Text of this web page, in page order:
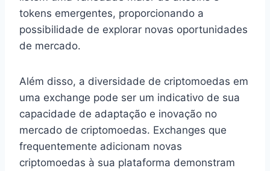
tokens emergentes, proporcionando a
possibilidade de explorar novas oportunidades
de mercado.
Além disso, a diversidade de criptomoedas em
uma exchange pode ser um indicativo de sua
capacidade de adaptação e inovação no
mercado de criptomoedas. Exchanges que
frequentemente adicionam novas
criptomoedas à sua plataforma demonstram